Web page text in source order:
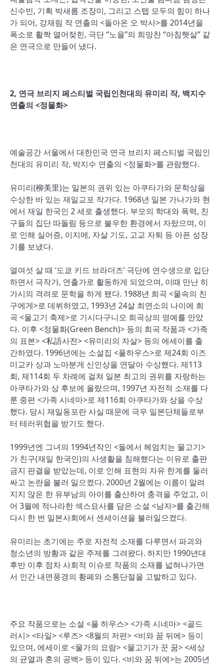
신수빈, 기획 박새롬 조장미, 그리고 스텝 모두의 힘이 하나
가 되어, 강재림 작 연출의 <돌아온 오 박사>를 2014년을
폭소로 활짝 열어젖힌, 극단 “노을”의 희망찬 “아침햇살” 같
은 연극으로 만들어 냈다.
2, 연극 브리지 페스티벌 국립인천대의 유미리 작, 백지수
연출의 <정물화>
예술공간 서울에서 대한민국 연극 브리지 페스티벌 국립인
천대의 유미리 작, 박지수 연출의 <정물화>를 관람했다.
유미리(柳美里)는 일본의 권위 있는 아쿠타가와 문학상을
수상한 바 있는 재일교포 작가다. 1968년 일본 가나가와 현
에서 재일 한국인 2 세로 출생했다. 부모의 학대와 폭력, 친
구들의 집단 따돌림 등으로 불우한 환경에서 자랐으며, 이
로 인해 실어증, 이지메, 자살 기도, 고교 자퇴 등 아픈 성장
기를 보냈다.
열여섯 살 때 ‘도쿄 키드 브라더즈’ 극단에 연수생으로 입단
하면서 극작가, 연출가로 활동하게 되었으며, 이때 만난 히
가시의 격려로 문학을 하게 됐다. 1988년 희곡 <물속의 친
구에게>로 데뷔하였고, 1993년 24살 최연소의 나이에 희
곡 <물고기 축제>로 기시다구니오 희곡상의 영예를 안았
다. 이후 <정물화(Green Bench)> 등의 희곡 작품과 <가족
의 표본> <私語사전> <유미리의 자살> 등의 에세이를 출
간하였다. 1996년에는 소설집 <풀하우스>로 제24회 이즈
미교카 상과 노마분게 신인상을 연달아 수상했다. 제113
회, 제114회 두 차례에 걸쳐 일본 최고의 권위를 자랑하는
아쿠타가와 상 후보에 올랐으며, 1997년 자전적 소재를 다
룬 중편 <가족 시네마>로 제116회 아쿠타가와 상을 수상
했다. 당시 재일동포란 사실 때문에 극우 일본단체들로부
터 테러위협을 받기도 했다.
1999년엔 그녀의 1994년작인 <돌에서 헤엄치는 물고기>
가 친구(재일 한국인)의 사생활을 침해했다는 이유로 출판
금지 판결을 받았는데, 이로 인해 표현의 자유 한계를 둘러
싸고 논란을 불러 일으켰다. 2000년 2월에는 이름이 알려
지지 않은 한 유부남의 아이를 출산하여 충격을 주었고, 이
어 3월에 적나라한 섹스묘사를 담은 소설 <남자>를 출간해
다시 한 번 일본사회에서 센세이션을 불러일으켰다.
유미리는 초기에는 주로 자전적 소재를 다루면서 파괴와
청소년의 방황과 같은 주제를 그려왔다. 하지만 1990년대
후반 이후 점차 사회적 이슈로 작품의 소재를 넓혀나가면
서 인간 내면풍경의 황폐와 소통단절을 고발하고 있다.
주요 작품으로는 소설 <풀 하우스> <가족 시네마> <골드
러시> <타일> <루즈> <8월의 저편> <비와 꿈 뒤에> 등이
있으며, 에세이로 <물가의 요람> <물고기가 꾼 꿈> <세상
의 균열과 혼의 공백> 등이 있다. <비와 꿈 뒤에>는 2005년